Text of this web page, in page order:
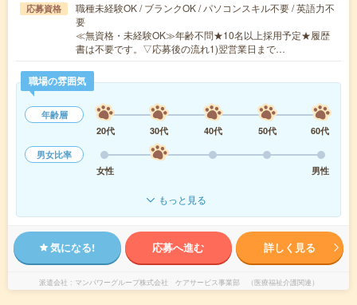
応募資格
職種未経験OK / ブランクOK / パソコンスキル不要 / 英語力不
要
≪無資格・未経験OK≫年齢不問★10名以上採用予定★履歴
書は不要です。▽応募後の流れ1)翌営業日まで…
職場の雰囲気
年齢層
20代
30代 40代 50代
60代
男女比率
女性
男性
もっと見る
気になる! 応募へ進む 詳しく見る
派遣会社 マンパワーグループ株式会社 ケアサービス事業部 （医療福祉介護関連）